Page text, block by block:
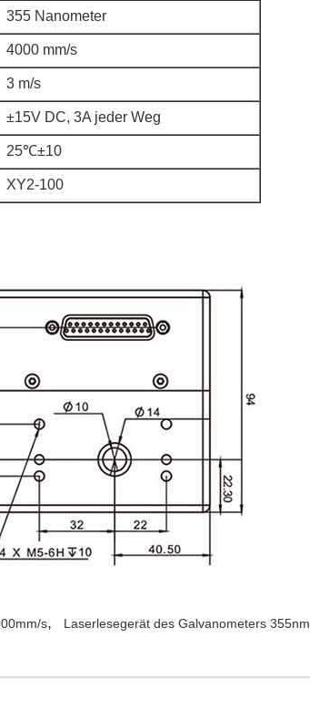
355 Nanometer
4000 mm/s
3 m/s
±15V DC, 3A jeder Weg
25℃±10
XY2-100
s, Laserlesegerät des Galvanometers 355nm